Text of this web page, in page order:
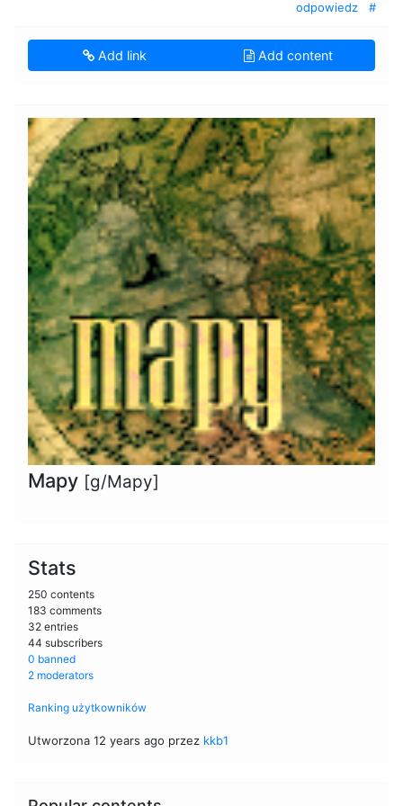
odpowiedz
#
Add link Add content
Mapy [g/Mapy]
Stats
250 contents
183 comments
32 entries
44 subscribers
0 banned
2 moderators
Ranking użytkowników
Utworzona 12 years ago przez kkb1